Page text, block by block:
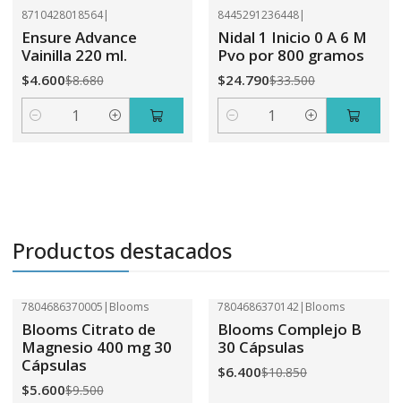
8710428018564|
Ensure Advance
Vainilla 220 ml.
$4.600$8.680
Cantidad
8445291236448|
Nidal 1 Inicio 0 A 6 M
Pvo por 800 gramos
$24.790$33.500
Cantidad
Productos destacados
7804686370005 | Blooms
Blooms Citrato de
Magnesio 400 mg 30
Cápsulas
$5.600$9.500
7804686370142| Blooms
Blooms Complejo B
30 Cápsulas
$6.400$10.850